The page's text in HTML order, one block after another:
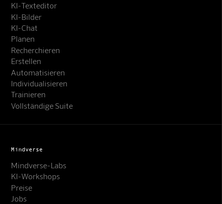
KI-Texteditor
KI-Bilder
KI-Chat
Planen
Recherchieren
Erstellen
Automatisieren
Individualisieren
Trainieren
Vollständige Suite
Mindverse
Mindverse-Labs
KI-Workshops
Preise
Jobs